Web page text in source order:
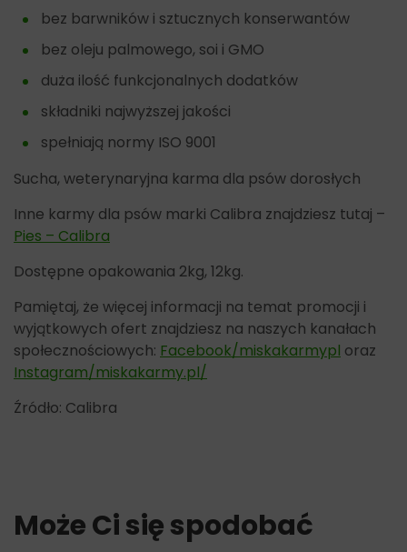
bez barwników i sztucznych konserwantów
bez oleju palmowego, soi i GMO
duża ilość funkcjonalnych dodatków
składniki najwyższej jakości
spełniają normy ISO 9001
Sucha, weterynaryjna karma dla psów dorosłych
Inne karmy dla psów marki Calibra znajdziesz tutaj –
Pies – Calibra
Dostępne opakowania 2kg, 12kg.
Pamiętaj, że więcej informacji na temat promocji i
wyjątkowych ofert znajdziesz na naszych kanałach
społecznościowych: Facebook/miskakarmypl oraz
Instagram/miskakarmy.pl/
Źródło: Calibra
Może Ci się spodobać